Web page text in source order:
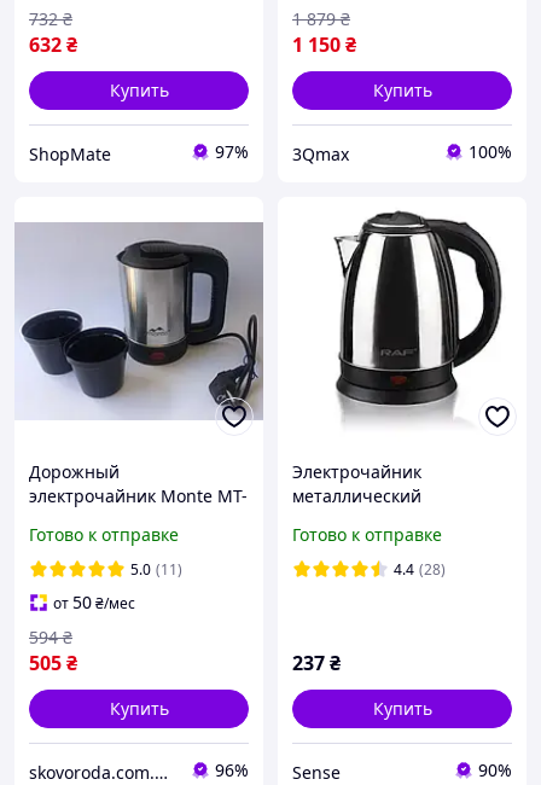
632₴
732 ₴
Купить
ShopMate 97%
1 150₴
1 879 ₴
Купить
3Qmax 100%
Дорожный
электрочайник Monte MT-
компактный и легкий
чайник для поездок
Готово к отправке
5.0 (11)
от50₴/мес
505₴
594 ₴
Купить
skovoroda.com.ua – все для кухни и дома 96%
Электрочайник
металлический
нержавеющая сталь 2 л
2200W RAF R.7816
Готово к отправке
4.4 (28)
237₴
Купить
Sense 90%